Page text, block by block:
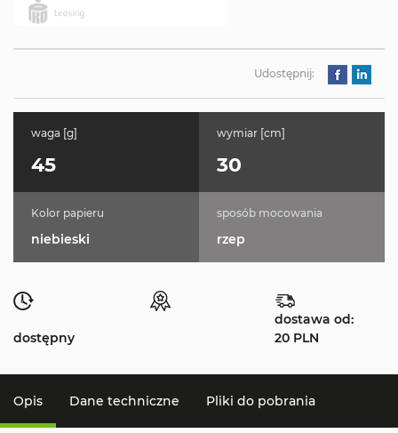
Udostępnij:
waga [g]
45
wymiar [cm]
30
Kolor papieru
niebieski
sposób mocowania
rzep
dostępny
dostawa od:
20 PLN
Opis Dane techniczne Pliki do pobrania